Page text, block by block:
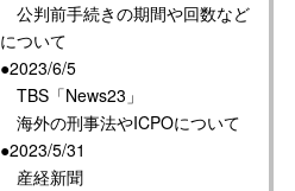
公判前手続きの期間や回数など
について
●2023/6/5
TBS「News23」
海外の刑事法やICPOについて
●2023/5/31
産経新聞